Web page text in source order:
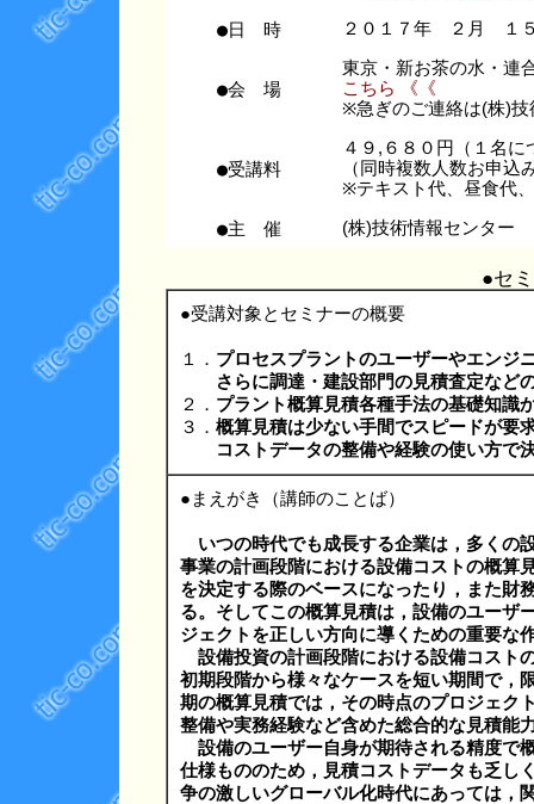
●日 時 ２０１７年 ２月 １
●会 場
東京・新お茶の水・
こちら 《《
※急ぎのご連絡は(株)技
●受講料
４９,６８０円（１名に
（同時複数人数お申込
※テキスト代、昼食代
●主 催 (株)技術情報センター
●セ
●受講対象とセミナーの概要
１． プロセスプラントのユーザーやエンジ
さらに調達・建設部門の見積査定など
２． プラント概算見積各種手法の基礎知識
３． 概算見積は少ない手間でスピードが要
コストデータの整備や経験の使い方で
●まえがき（講師のことば）
いつの時代でも成長する企業は，多くの
事業の計画段階における設備コストの概算
を決定する際のベースになったり，また財
る。そしてこの概算見積は，設備のユーザ
ジェクトを正しい方向に導くための重要な
設備投資の計画段階における設備コスト
初期段階から様々なケースを短い期間で，
期の概算見積では，その時点のプロジェク
整備や実務経験など含めた総合的な見積能
設備のユーザー自身が期待される精度で
仕様もののため，見積コストデータも乏し
争の激しいグローバル化時代にあっては，